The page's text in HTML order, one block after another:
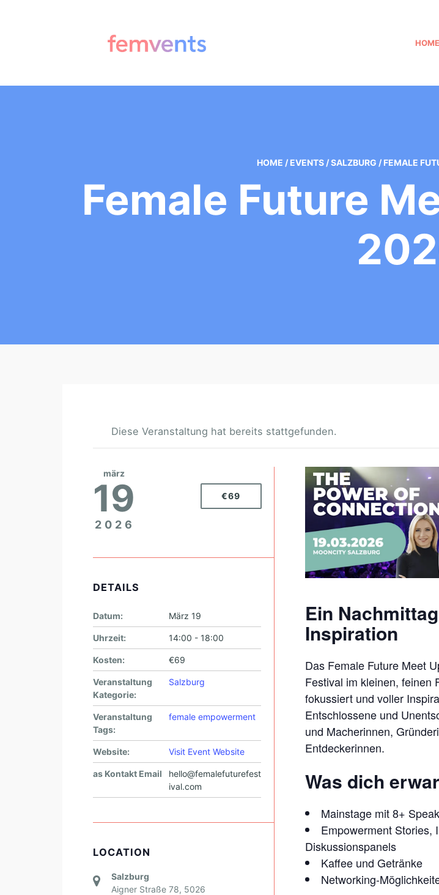
HOME
HOME / EVENTS / SALZBURG / FEMALE
Female Future
Diese Veranstaltung hat bereits stattgefunden.
F
E
M
A
L
E
U
T
U
R
E
M
E
E
T
U
P
S
A
L
Z
B
Ein
Inspiration
Das Female Future Meet
Festival im kleinen, feinen
fokussiert und voller
Entschlossene und
und Macherinnen,
Entdeckerinnen.
Was dich
Mainstage mit 8+
Empowerment Stories,
Diskussionspanels
Kaffee und Getränke
Networking-
märz
19
2026
€69
DETAILS
Datum: März 19
Uhrzeit: 14:00 - 18:00
Kosten: €69
Veranstaltung
Kategorie:
Salzburg
Veranstaltung
Tags:
female empowerment
Website: Visit Event Website
as Kontakt Email
hello@femalefuturefest
ival.com
LOCATION
Salzburg
Aigner Straße 78, 5026